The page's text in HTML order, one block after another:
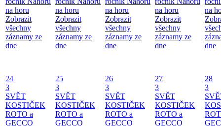
na horu
Zobrazit
všechny
záznamy ze
dne
na horu
Zobrazit
všechny
záznamy ze
dne
na horu
Zobrazit
všechny
záznamy ze
dne
na horu
Zobrazit
všechny
záznamy ze
dne
na
dne
24
3
SVĚT
KOSTIČEK
ROTO a
GECCO
25
3
SVĚT
KOSTIČEK
ROTO a
GECCO
26
3
SVĚT
KOSTIČEK
ROTO a
GECCO
27
3
SVĚT
KOSTIČEK
ROTO a
GECCO
28
3